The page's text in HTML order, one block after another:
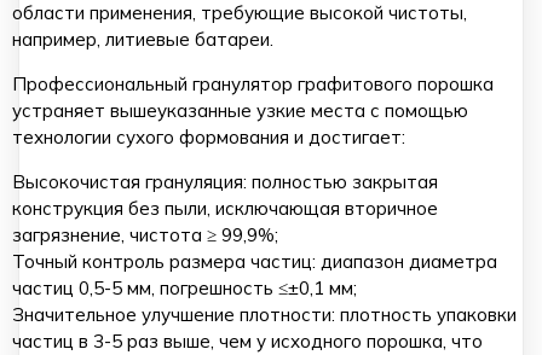
области применения, требующие высокой чистоты,
например, литиевые батареи.
Профессиональный гранулятор графитового порошка
устраняет вышеуказанные узкие места с помощью
технологии сухого формования и достигает:
Высокочистая грануляция: полностью закрытая
конструкция без пыли, исключающая вторичное
загрязнение, чистота ≥ 99,9%;
Точный контроль размера частиц: диапазон диаметра
частиц 0,5-5 мм, погрешность ≤±0,1 мм;
Значительное улучшение плотности: плотность упаковки
частиц в 3-5 раз выше, чем у исходного порошка, что